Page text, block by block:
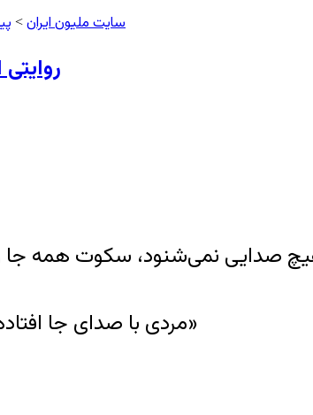
سایت ملیون ایران >
صدایی نمی‌شنود، سکوت همه جا
مردی با صدای جا افتاده کنارش قرار می‌گیرد و از او می‌پرسد: «اسمت چیه؟»